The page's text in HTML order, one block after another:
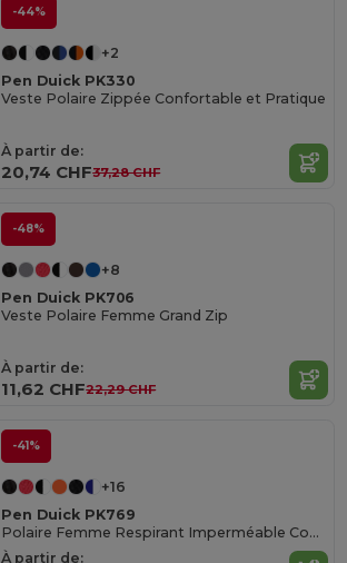
-44%
+2
Pen Duick PK330
Veste Polaire Zippée Confortable et Pratique
À partir de:
20,74 CHF37,28 CHF
-48%
+8
Pen Duick PK706
Veste Polaire Femme Grand Zip
À partir de:
11,62 CHF22,29 CHF
-41%
+16
Pen Duick PK769
Polaire Femme Respirant Imperméable Coupe-Vent
À partir de: